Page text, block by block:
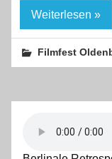
Weiterlesen »
Filmfest